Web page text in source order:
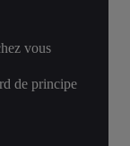
vous
de principe